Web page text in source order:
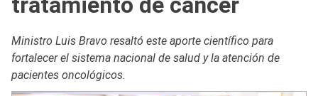
Ministro Luis Bravo resaltó este aporte científico para
fortalecer el sistema nacional de salud y la atención de
pacientes oncológicos.